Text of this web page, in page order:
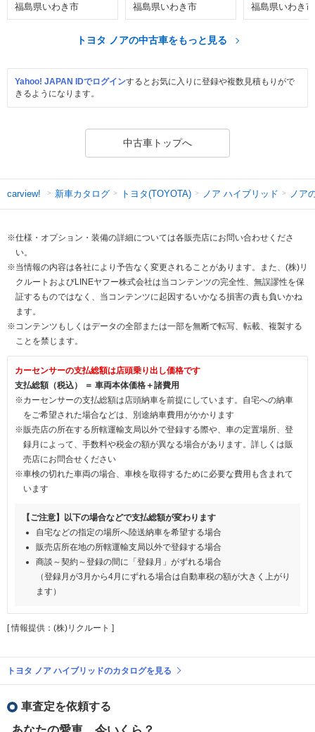
福島県いわき市 福島県いわき市 福島県いわき市
トヨタ ノアの中古車をもっと見る
Yahoo! JAPAN IDでログインするとお気に入りに登録や複数見積もりがで
きるようになります。
中古車トップへ
carview! 新車カタログ トヨタ(TOYOTA) ノア ハイブリッド ノア
※仕様・オプション・装備の詳細については各販売店にお問い合わせくださ
い。
※当情報の内容は各社により予告なく変更されることがあります。また、(株)リ
クルートおよびLINEヤフー株式会社は当コンテンツの完全性、無誤謬性を保
証するものではなく、当コンテンツに起因するいかなる損害の責も負いかね
ます。
※コンテンツもしくはデータの全部または一部を無断で転写、転載、複製する
ことを禁じます。
カーセンサーの支払総額は店頭乗り出し価格です
支払総額（税込） ＝ 車両本体価格＋諸費用
※カーセンサーの支払総額は店頭納車を前提にしています。自宅への納車
をご希望された場合などは、別途納車費用がかかります
※販売店の所在する所轄運輸支局以外で登録する際や、車の定置場所、登
録月によって、手数料や税金の額が異なる場合があります。詳しくは販
売店にお問合せください
※車検の切れた車両の場合、車検を取得するために必要な費用も含まれて
います
【ご注意】以下の場合などで支払総額が変わります
自宅などの指定の場所へ陸送納車を希望する場合
販売店所在地の所轄運輸支局以外で登録する場合
商談～契約～登録の間に「登録月」がずれる場合
（登録月が3月から4月にずれる場合は自動車税の額が大きく上がり
ます）
[ 情報提供：(株)リクルート ]
トヨタ ノア ハイブリッドのカタログを見る
車査定を依頼する